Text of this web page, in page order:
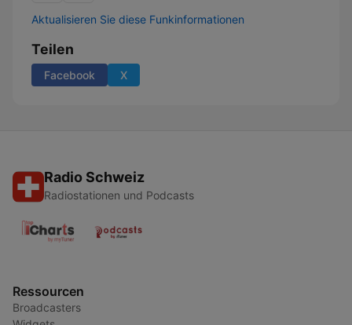
Aktualisieren Sie diese Funkinformationen
Teilen
Facebook X
Radio Schweiz
Radiostationen und Podcasts
Ressourcen
Broadcasters